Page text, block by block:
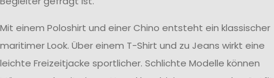
Mit einem Poloshirt und einer Chino entsteht ein klassischer
maritimer Look. Über einem T-Shirt und zu Jeans wirkt eine
leichte Freizeitjacke sportlicher. Schlichte Modelle können